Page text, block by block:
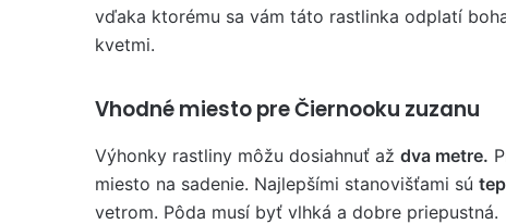
vďaka ktorému sa vám táto rastlinka odplatí
kvetmi.
Vhodné miesto pre Čiernooku zuzanu
Výhonky rastliny môžu dosiahnuť až dva metre.
miesto na sadenie. Najlepšími stanovišťami sú
vetrom. Pôda musí byť vlhká a dobre priepustná.